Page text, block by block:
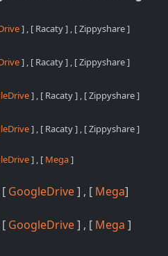
] , [ Racaty ] , [ Zippyshare ]
] , [ Racaty ] , [ Zippyshare ]
] , [ Racaty ] , [ Zippyshare ]
] , [ Racaty ] , [ Zippyshare ]
] , [ Mega]
GoogleDrive] , [ Mega]
GoogleDrive] , [ Mega ]